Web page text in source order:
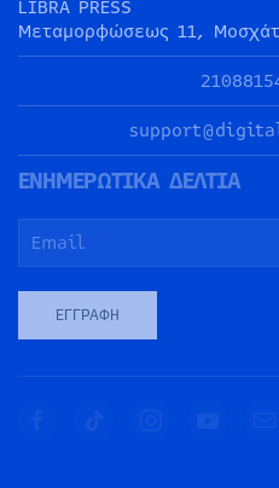
LIBRA PRESS
Μεταμορφώσεως 11,
ΕΝΗΜΕΡΩΤΙΚΑ ΔΕΛΤΙΑ
ΕΓΓΡΑΦΉ